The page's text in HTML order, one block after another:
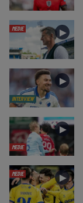
MEDIE ►
INTERVIEW
►
MEDIE
►
MEDIE ►